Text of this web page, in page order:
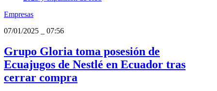
Empresas
07/01/2025
07:56
Grupo Gloria toma posesión de
Ecuajugos de Nestlé en Ecuador tras
cerrar compra